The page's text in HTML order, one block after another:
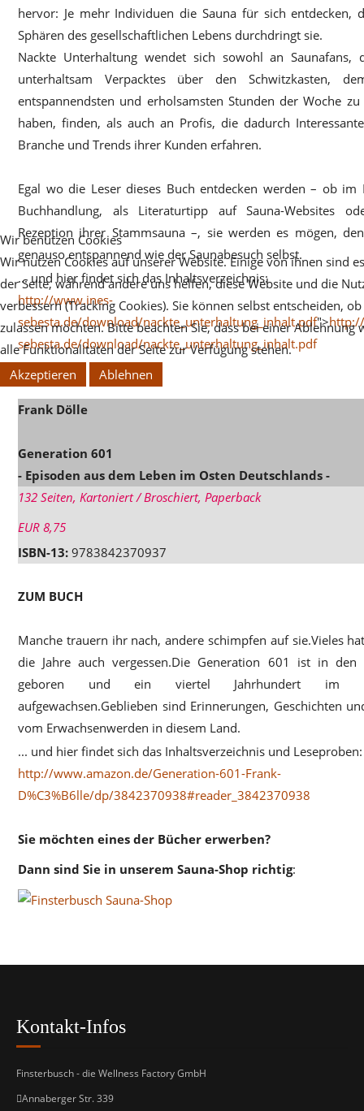
hervor: Je mehr Individuen die Sauna für sich entdecken,
Sphären des gesellschaftlichen Lebens durchdringt sie.
Nackte Unterhaltung wendet sich sowohl an Saunafans,
unterhaltsam Verpacktes über den Schwitzkasten,
entspannendsten und erholsamsten Stunden der Woche zu
haben, finden, als auch an Profis, die dadurch
Branche und Trends ihrer Kunden erfahren.
Egal wo die Leser dieses Buch entdecken werden – ob im
Buchhandlung, als Literaturtipp auf Sauna-Websites
Rezeption ihrer Stammsauna –, sie werden es mögen,
genauso entspannend wie der Saunabesuch selbst.
... und hier findet sich das Inhaltsverzeichnis:
http://www.ines-
sebesta.de/download/nackte_unterhaltung_inhalt.pdf">
sebesta.de/download/nackte_unterhaltung_inhalt.pdf
Frank Dölle
Generation 601
- Episoden aus dem Leben im Osten Deutschlands -
132 Seiten, Kartoniert / Broschiert, Paperback
EUR 8,75
ISBN-13: 9783842370937
ZUM BUCH
Manche trauern ihr nach, andere schimpfen auf sie.Vieles
die Jahre auch vergessen.Die Generation 601 ist in den
geboren und ein viertel Jahrhundert im
aufgewachsen.Geblieben sind Erinnerungen, Geschichten
vom Erwachsenwerden in diesem Land.
... und hier findet sich das Inhaltsverzeichnis und Leseproben:
http://www.amazon.de/Generation-601-Frank-
D%C3%B6lle/dp/3842370938#reader_3842370938
Sie möchten eines der Bücher erwerben?
Dann sind Sie in unserem Sauna-Shop richtig:
Kontakt-Infos
Finsterbusch - die Wellness Factory GmbH
Annaberger Str. 339
Wir benutzen Cookies
Wir nutzen Cookies auf unserer Website. Einige von ihnen sind
der Seite, während andere uns helfen, diese Website und die
verbessern (Tracking Cookies). Sie können selbst entscheiden,
zulassen möchten. Bitte beachten Sie, dass bei einer
alle Funktionalitäten der Seite zur Verfügung stehen.
Akzeptieren
Ablehnen